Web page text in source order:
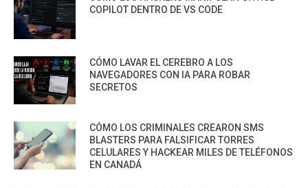
COPILOT DENTRO DE VS CODE
CÓMO LAVAR EL CEREBRO A LOS
NAVEGADORES CON IA PARA ROBAR
SECRETOS
CÓMO LOS CRIMINALES CREARON SMS
BLASTERS PARA FALSIFICAR TORRES
CELULARES Y HACKEAR MILES DE TELÉFONOS
EN CANADÁ